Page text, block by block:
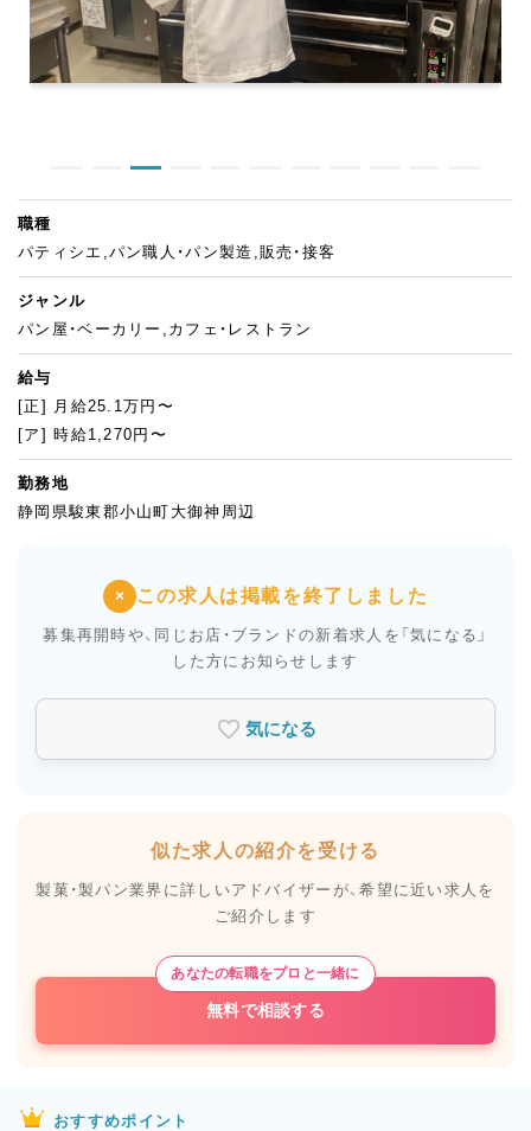
職種
パティシエ,パン職人・パン製造,販売・接客
ジャンル
パン屋・ベーカリー,カフェ・レストラン
給与
[正] 月給25.1万円〜
[ア] 時給1,270円〜
勤務地
静岡県駿東郡小山町大御神周辺
× この求人は掲載を終了しました
募集再開時や、同じお店・ブランドの新着求人を 「気になる」
した方にお知らせします
気になる
似た求人の紹介を受ける
製菓・製パン業界に詳しいアドバイザーが、希望に近い求人を
ご紹介します
あなたの転職をプロと一緒に
無料で相談する
おすすめポイント